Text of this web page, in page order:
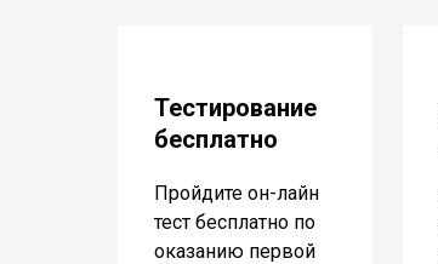
Тестирование
бесплатно
Пройдите он-лайн
тест бесплатно по
оказанию первой